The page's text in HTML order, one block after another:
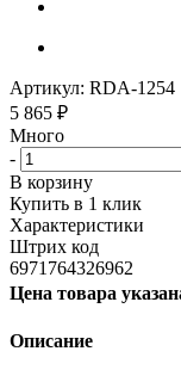
Артикул: RDA-1254
5 865 ₽
Много
-
В корзину
Купить в 1 клик
Характеристики
Штрих код
6971764326962
Цена товара
Описание